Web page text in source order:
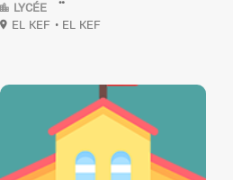
LYCÉE
EL KEF • EL KEF